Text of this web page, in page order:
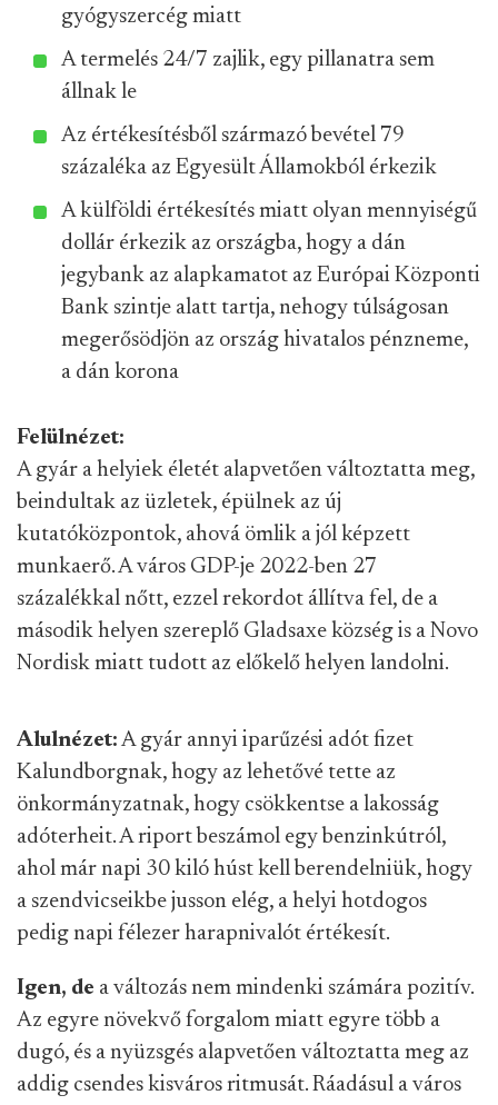
gyógyszercég miatt
A termelés 24/7 zajlik, egy pillanatra sem
állnak le
Az értékesítésből származó bevétel 79
százaléka az Egyesült Államokból érkezik
A külföldi értékesítés miatt olyan mennyiségű
dollár érkezik az országba, hogy a dán
jegybank az alapkamatot az Európai Központi
Bank szintje alatt tartja, nehogy túlságosan
megerősödjön az ország hivatalos pénzneme,
a dán korona
Felülnézet:
A gyár a helyiek életét alapvetően változtatta meg,
beindultak az üzletek, épülnek az új
kutatóközpontok, ahová ömlik a jól képzett
munkaerő. A város GDP-je 2022-ben 27
százalékkal nőtt, ezzel rekordot állítva fel, de a
második helyen szereplő Gladsaxe község is a Novo
Nordisk miatt tudott az előkelő helyen landolni.
Alulnézet: A gyár annyi iparűzési adót fizet
Kalundborgnak, hogy az lehetővé tette az
önkormányzatnak, hogy csökkentse a lakosság
adóterheit. A riport beszámol egy benzinkútról,
ahol már napi 30 kiló húst kell berendelniük, hogy
a szendvicseikbe jusson elég, a helyi hotdogos
pedig napi félezer harapnivalót értékesít.
Igen, de a változás nem mindenki számára pozitív.
Az egyre növekvő forgalom miatt egyre több a
dugó, és a nyüzsgés alapvetően változtatta meg az
addig csendes kisváros ritmusát. Ráadásul a város